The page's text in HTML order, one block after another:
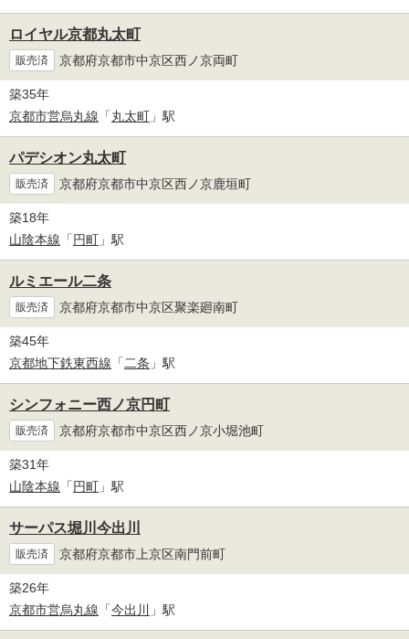
ロイヤル京都丸太町
販売済 京都府京都市中京区西ノ京両町
築35年
京都市営烏丸線 「丸太町 」駅
パデシオン丸太町
販売済 京都府京都市中京区西ノ京鹿垣町
築18年
山陰本線 「円町 」駅
ルミエール二条
販売済 京都府京都市中京区聚楽廻南町
築45年
京都地下鉄東西線 「 二条 」駅
シンフォニー西ノ京円町
販売済 京都府京都市中京区西ノ京小堀池町
築31年
山陰本線 「円町 」駅
サーパス堀川今出川
販売済 京都府京都市上京区南門前町
築26年
京都市営烏丸線 「今出川 」駅